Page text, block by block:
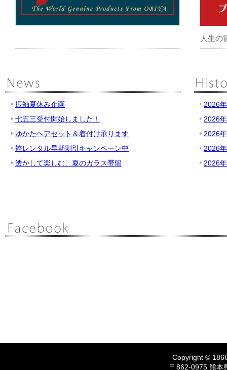
人生の
振袖夏休み企画
七五三受付開始しました！
ゆかたヘアセット＆着付け承ります
袴レンタル早期割引キャンペーン中
透かして楽しむ、夏のガラス帯留
2026
2026
2026
2026
2026
Copyright ©
〒862-0975 熊本